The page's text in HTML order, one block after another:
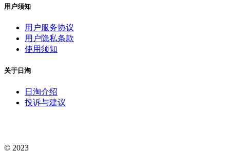
用户须知
用户服务协议
用户隐私条款
使用须知
关于日淘
日淘介绍
投诉与建议
© 2023